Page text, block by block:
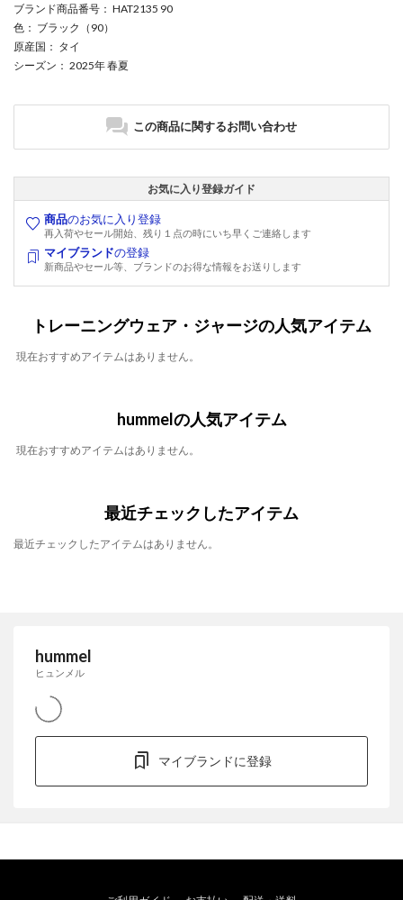
ブランド商品番号 ： HAT2135 90
色 ： ブラック（90）
原産国 ： タイ
シーズン ： 2025年 春夏
この商品に関するお問い合わせ
お気に入り登録ガイド
商品のお気に入り登録
再入荷やセール開始、残り１点の時にいち早くご連絡します
マイブランドの登録
新商品やセール等、ブランドのお得な情報をお送りします
トレーニングウェア・ジャージの人気アイテム
現在おすすめアイテムはありません。
hummelの人気アイテム
現在おすすめアイテムはありません。
最近チェックしたアイテム
最近チェックしたアイテムはありません。
hummel
ヒュンメル
マイブランドに登録